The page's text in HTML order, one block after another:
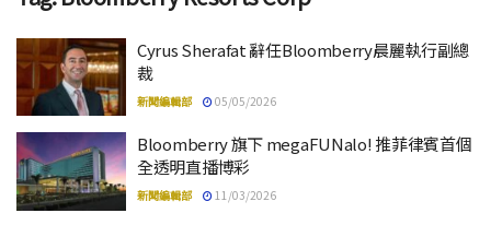
Cyrus Sherafat 辭任Bloomberry晨麗執行副總
裁
新聞編輯部 05/05/2026
Bloomberry 旗下 megaFUNalo! 推菲律賓首個
全透明直播博彩
新聞編輯部 11/03/2026